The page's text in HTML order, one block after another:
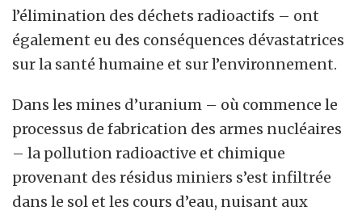
l’élimination des déchets radioactifs – ont
également eu des conséquences dévastatrices
sur la santé humaine et sur l’environnement.
Dans les mines d’uranium – où commence le
processus de fabrication des armes nucléaires
– la pollution radioactive et chimique
provenant des résidus miniers s’est infiltrée
dans le sol et les cours d’eau, nuisant aux